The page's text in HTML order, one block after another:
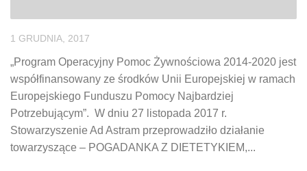
1 GRUDNIA, 2017
„Program Operacyjny Pomoc Żywnościowa 2014-2020 jest
współfinansowany ze środków Unii Europejskiej w ramach
Europejskiego Funduszu Pomocy Najbardziej
Potrzebującym”. W dniu 27 listopada 2017 r.
Stowarzyszenie Ad Astram przeprowadziło działanie
towarzyszące – POGADANKA Z DIETETYKIEM,...